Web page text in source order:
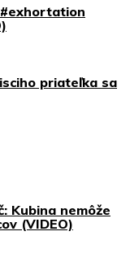
priateľka sa
Kubina nemôže
(VIDEO)